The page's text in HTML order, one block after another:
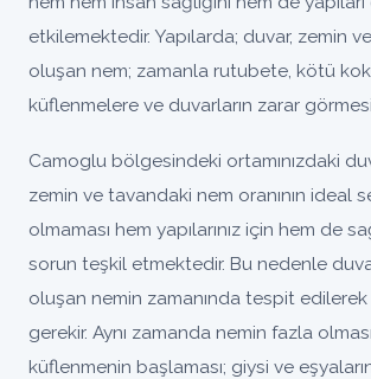
etkilemektedir. Yapılarda; duvar, zemin
oluşan nem; zamanla rutubete, kötü
küflenmelere ve duvarların zarar
Camoglu bölgesindeki ortamınızdaki
zemin ve tavandaki nem oranının ideal
olmaması hem yapılarınız için hem de
sorun teşkil etmektedir. Bu nedenle
oluşan nemin zamanında tespit edilerek
gerekir. Aynı zamanda nemin fazla
küflenmenin başlaması; giysi ve